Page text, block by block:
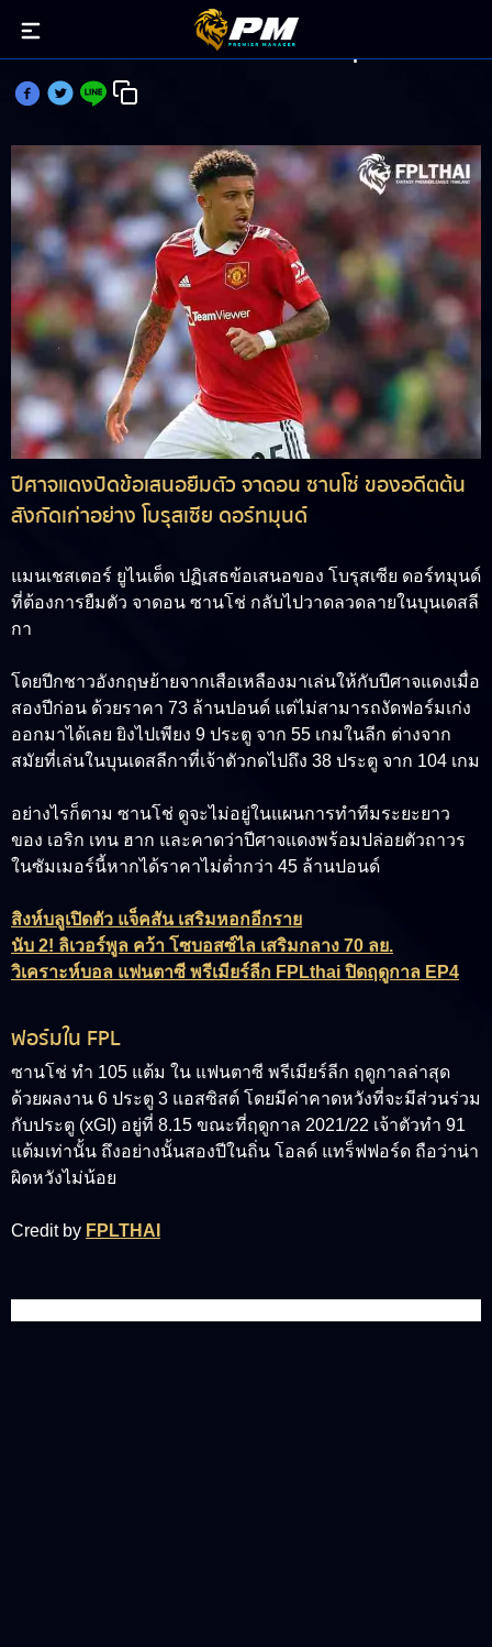
ผีปัดข้อเสนอเสือเหลืองยืม ซานโช่ กลับบุนเดสลีกา
ปีศาจแดงปัดข้อเสนอยืมตัว จาดอน ซานโช่ ของอดีตต้น
สังกัดเก่าอย่าง โบรุสเซีย ดอร์ทมุนด์
แมนเชสเตอร์ ยูไนเต็ด ปฏิเสธข้อเสนอของ โบรุสเซีย ดอร์ทมุนด์
ที่ต้องการยืมตัว จาดอน ซานโช่ กลับไปวาดลวดลายในบุนเดสลี
กา
โดยปีกชาวอังกฤษย้ายจากเสือเหลืองมาเล่นให้กับปีศาจแดงเมื่อ
สองปีก่อน ด้วยราคา 73 ล้านปอนด์ แต่ไม่สามารถงัดฟอร์มเก่ง
ออกมาได้เลย ยิงไปเพียง 9 ประตู จาก 55 เกมในลีก ต่างจาก
สมัยที่เล่นในบุนเดสลีกาที่เจ้าตัวกดไปถึง 38 ประตู จาก 104 เกม
อย่างไรก็ตาม ซานโช่ ดูจะไม่อยู่ในแผนการทำทีมระยะยาว
ของ เอริก เทน ฮาก และคาดว่าปีศาจแดงพร้อมปล่อยตัวถาวร
ในซัมเมอร์นี้หากได้ราคาไม่ต่ำกว่า 45 ล้านปอนด์
สิงห์บลูเปิดตัว แจ็คสัน เสริมหอกอีกราย
นับ 2! ลิเวอร์พูล คว้า โซบอสซ์ไล เสริมกลาง 70 ลย.
วิเคราะห์บอล แฟนตาซี พรีเมียร์ลีก FPLthai ปิดฤดูกาล EP4
ฟอร์มใน FPL
ซานโช่ ทำ 105 แต้ม ใน แฟนตาซี พรีเมียร์ลีก ฤดูกาลล่าสุด
ด้วยผลงาน 6 ประตู 3 แอสซิสต์ โดยมีค่าคาดหวังที่จะมีส่วนร่วม
กับประตู (xGI) อยู่ที่ 8.15 ขณะที่ฤดูกาล 2021/22 เจ้าตัวทำ 91
แต้มเท่านั้น ถึงอย่างนั้นสองปีในถิ่น โอลด์ แทร็ฟฟอร์ด ถือว่าน่า
ผิดหวังไม่น้อย
Credit by FPLTHAI